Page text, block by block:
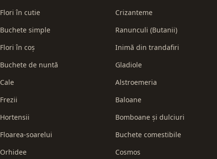
Flori în cutie
Buchete simple
Flori în coș
Buchete de nuntă
Cale
Frezii
Hortensii
Floarea-soarelui
Orhidee
Crizanteme
Ranunculi (Butanii)
Inimă din trandafiri
Gladiole
Alstroemeria
Baloane
Bomboane și dulciuri
Buchete comestibile
Cosmos